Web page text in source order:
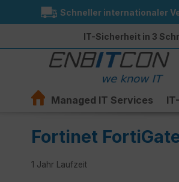
Zur Hauptnavigation springen
Schneller internationaler
IT-Sicherheit in 3
Managed IT Services
Fortinet
1 Jahr Laufzeit